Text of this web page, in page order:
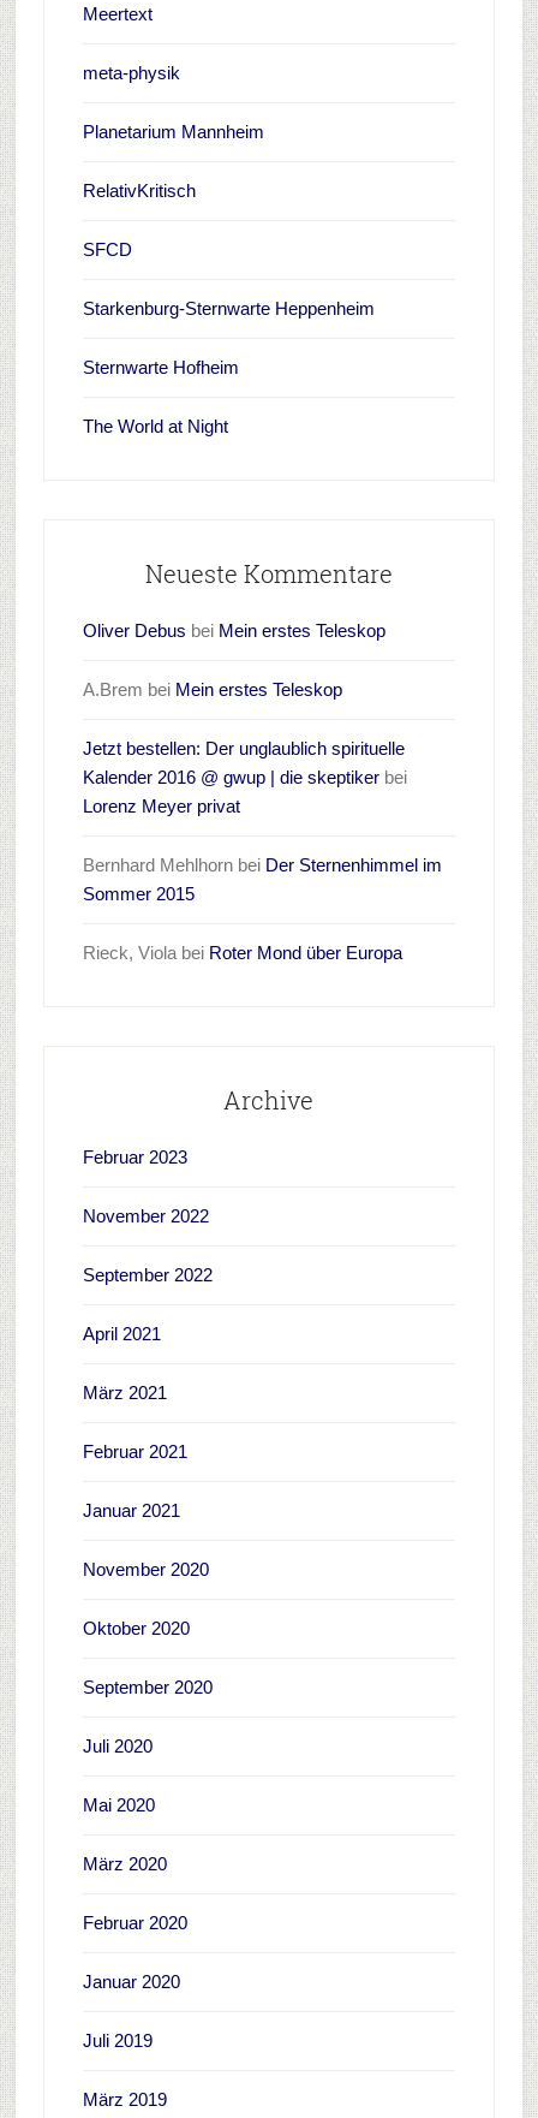
Meertext
meta-physik
Planetarium Mannheim
RelativKritisch
SFCD
Starkenburg-Sternwarte Heppenheim
Sternwarte Hofheim
The World at Night
Neueste Kommentare
Oliver Debus bei Mein erstes Teleskop
A.Brem bei Mein erstes Teleskop
Jetzt bestellen: Der unglaublich spirituelle
Kalender 2016 @ gwup | die skeptikerbei
Lorenz Meyer privat
Bernhard Mehlhornbei Der Sternenhimmel im
Sommer 2015
Rieck, Violabei Roter Mond über Europa
Archive
Februar 2023
November 2022
September 2022
April 2021
März 2021
Februar 2021
Januar 2021
November 2020
Oktober 2020
September 2020
Juli 2020
Mai 2020
März 2020
Februar 2020
Januar 2020
Juli 2019
März 2019